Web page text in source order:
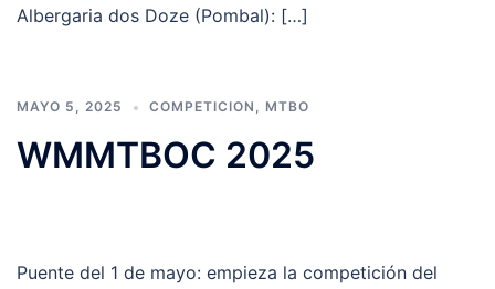
Albergaria dos Doze (Pombal): […]
MAYO 5, 2025 COMPETICION , MTBO
WMMTBOC 2025
Puente del 1 de mayo: empieza la competición del